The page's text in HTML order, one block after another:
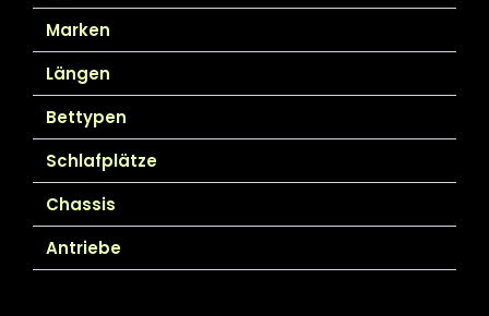
Marken
Längen
Bettypen
Schlafplätze
Chassis
Antriebe